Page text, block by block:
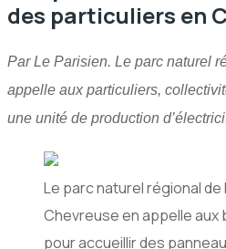
des particuliers en
Par Le Parisien. Le parc naturel
appelle aux particuliers,
une unité de production
Le parc naturel régional de
Chevreuse en appelle aux
pour accueillir des